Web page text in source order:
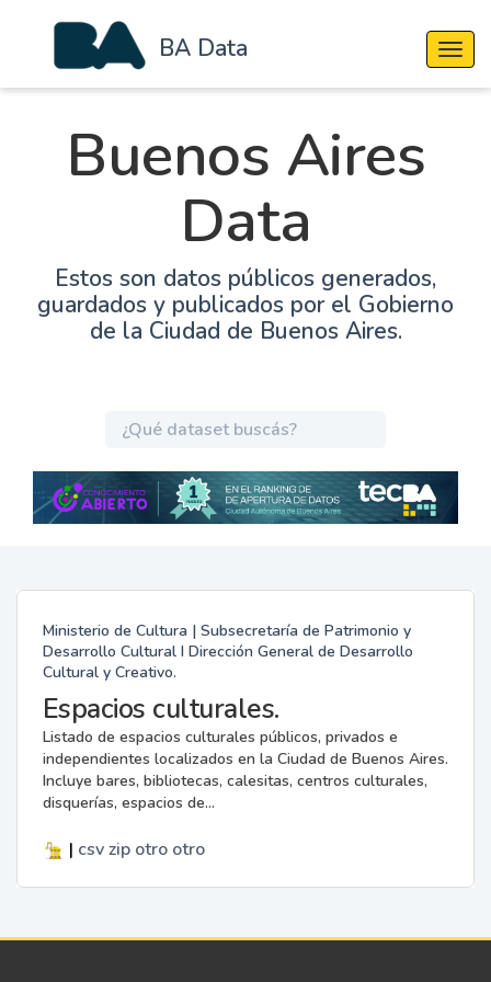
BA Data
Buenos Aires
Data
Estos son datos públicos generados,
guardados y publicados por el Gobierno
de la Ciudad de Buenos Aires.
Ministerio de Cultura | Subsecretaría de Patrimonio y
Desarrollo Cultural I Dirección General de Desarrollo
Cultural y Creativo.
Espacios culturales.
Listado de espacios culturales públicos, privados e
independientes localizados en la Ciudad de Buenos Aires.
Incluye bares, bibliotecas, calesitas, centros culturales,
disquerías, espacios de...
| csv zip otro otro